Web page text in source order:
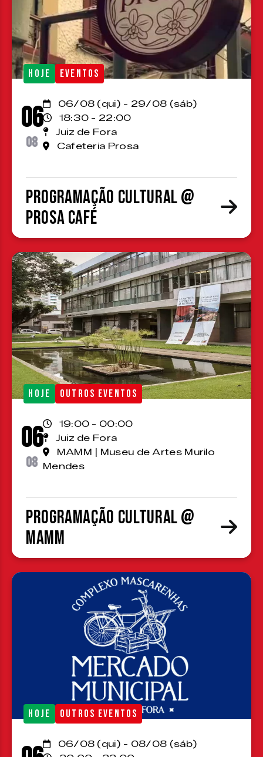
HOJE EVENTOS
06
08
06/08 (qui) - 29/08 (sáb)
18:30 - 22:00
Juiz de Fora
Cafeteria Prosa
Programação cultural @
Prosa Café
HOJE OUTROS EVENTOS
06
08
19:00 - 00:00
Juiz de Fora
MAMM | Museu de Artes Murilo
Mendes
Programação cultural @
MAMM
HOJE OUTROS EVENTOS
06/08 (qui) - 08/08 (sáb)